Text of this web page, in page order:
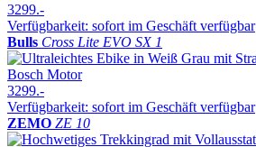
3299.-
Verfügbarkeit: sofort im Geschäft verfügbar
Bulls Cross Lite EVO SX 1
3299.-
Verfügbarkeit: sofort im Geschäft verfügbar
ZEMO ZE 10